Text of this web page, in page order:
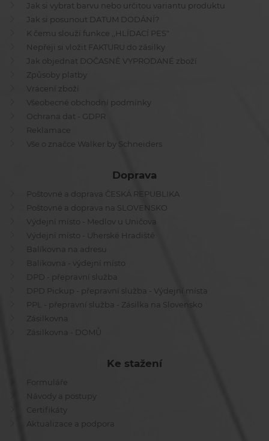
Jak si vybrat barvu nebo určitou variantu produktu
Jak si posunout DATUM DODÁNÍ?
K čemu slouží funkce ,,HLÍDACÍ PES"
Nepřeji si vložit FAKTURU do zásilky
Jak objednat DOČASNĚ VYPRODANÉ zboží
Způsoby platby
Vrácení zboží
Všeobecné obchodní podmínky
Ochrana dat - GDPR
Reklamace
Vše o značce Walker by Schneiders
Doprava
Poštovné a doprava ČESKÁ REPUBLIKA
Poštovné a doprava na SLOVENSKO
Výdejní místo - Medlov u Uničova
Výdejní místo - Uherské Hradiště
Balíkovna na adresu
Balíkovna - výdejní místo
DPD - přepravní služba
DPD Pickup - přepravní služba - Výdejní místa
PPL - přepravní služba - Zásilka na Slovensko
Zásilkovna
Zásilkovna - DOMŮ
Ke stažení
Formuláře
Návody a postupy
Certifikáty
Aktualizace a podpora